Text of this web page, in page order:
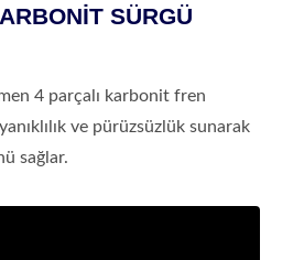
SÜRGÜ
4 parçalı karbonit fren
ve pürüzsüzlük sunarak
sağlar.